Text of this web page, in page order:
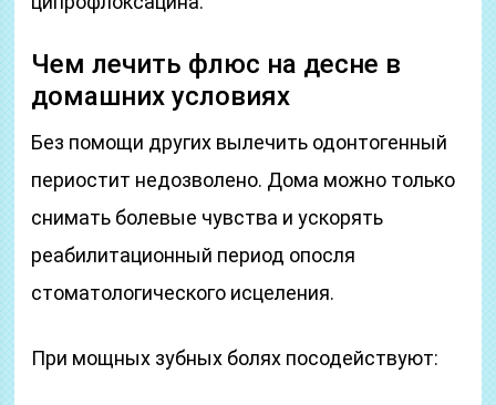
Чем лечить флюс на десне в
домашних условиях
Без помощи других вылечить одонтогенный
периостит недозволено. Дома можно только
снимать болевые чувства и ускорять
реабилитационный период опосля
стоматологического исцеления.
При мощных зубных болях посодействуют: